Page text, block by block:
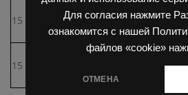
Для согласия нажмите
ознакомится с нашей
файлов «cookie»
ОТМЕНА
15
42359 00.00-72
(КтЕ 474-01)
Контактор
15
Контактор